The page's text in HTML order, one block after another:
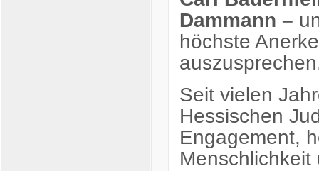
Dammann –
höchste
Seit vielen
Hessischen
Engagement,